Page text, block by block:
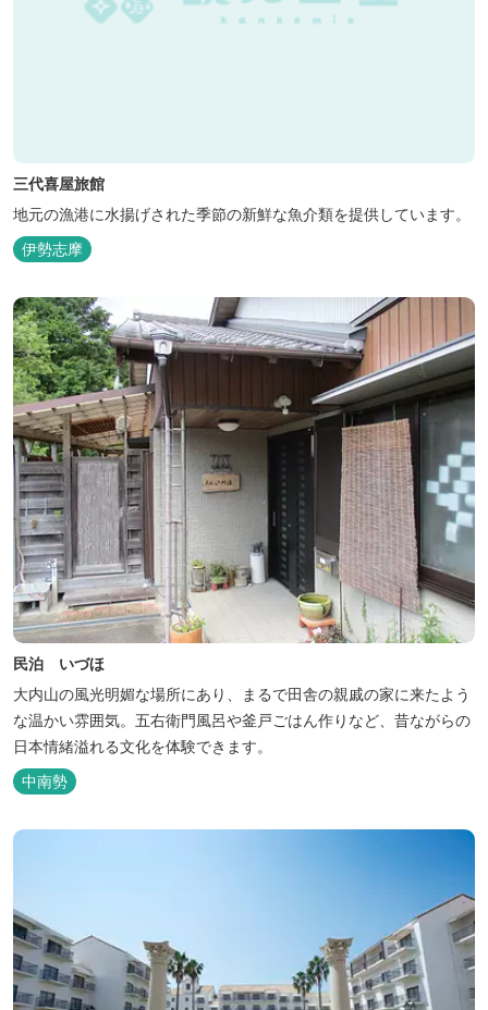
三代喜屋旅館
地元の漁港に水揚げされた季節の新鮮な魚介類を提供しています。
伊勢志摩
民泊 いづほ
大内山の風光明媚な場所にあり、まるで田舎の親戚の家に来たよう
な温かい雰囲気。五右衛門風呂や釜戸ごはん作りなど、昔ながらの
日本情緒溢れる文化を体験できます。
中南勢